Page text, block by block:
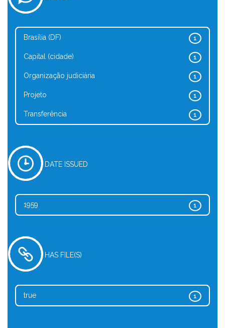
1
Brasília (DF)
1
Capital (cidade)
1
Organização judiciária
1
Projeto
1
Transferência
DATE ISSUED
1
1959
HAS FILE(S)
1
true